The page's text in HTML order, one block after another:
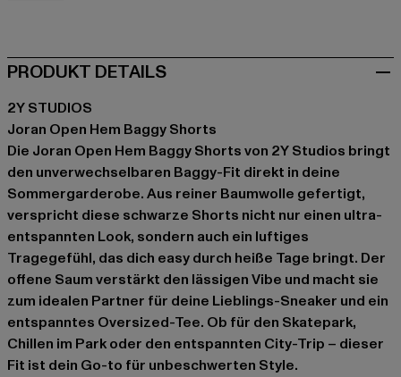
PRODUKT DETAILS
2Y STUDIOS
Joran Open Hem Baggy Shorts
Die Joran Open Hem Baggy Shorts von 2Y Studios bringt
den unverwechselbaren Baggy-Fit direkt in deine
Sommergarderobe. Aus reiner Baumwolle gefertigt,
verspricht diese schwarze Shorts nicht nur einen ultra-
entspannten Look, sondern auch ein luftiges
Tragegefühl, das dich easy durch heiße Tage bringt. Der
offene Saum verstärkt den lässigen Vibe und macht sie
zum idealen Partner für deine Lieblings-Sneaker und ein
entspanntes Oversized-Tee. Ob für den Skatepark,
Chillen im Park oder den entspannten City-Trip – dieser
Fit ist dein Go-to für unbeschwerten Style.